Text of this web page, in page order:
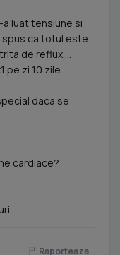
a luat tensiune si
spus ca totul este
de reflux....
pe zi 10 zile...
daca se
cardiace?
Raporteaza